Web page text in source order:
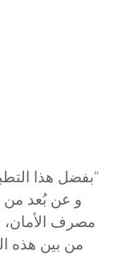
“بفضل هذا
و عن بُعد من
مصرف الأمان،
من بين هذه